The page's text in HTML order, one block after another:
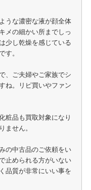
うな濃密な液が顔全体
メの細かい所までしっ
少し乾燥を感じている
す。
、ご夫婦やご家族でシ
ね。リピ買いやファン
粧品も買取対象になり
ません。
の中古品のご依頼をい
止められる方がいない
品質が非常にいい事を